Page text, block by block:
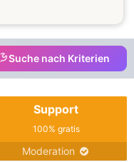
Suche nach Kriterien
Support
100% gratis
Moderation